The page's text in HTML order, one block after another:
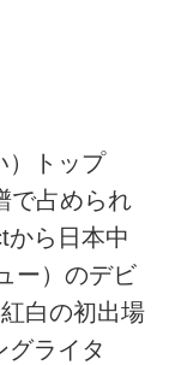
）トップ
で占められ
から日本中
ー）のデビ
白の初出場
グライタ